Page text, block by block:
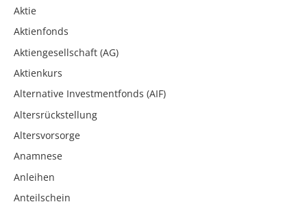
Aktie
Aktienfonds
Aktiengesellschaft (AG)
Aktienkurs
Alternative Investmentfonds (AIF)
Altersrückstellung
Altersvorsorge
Anamnese
Anleihen
Anteilschein